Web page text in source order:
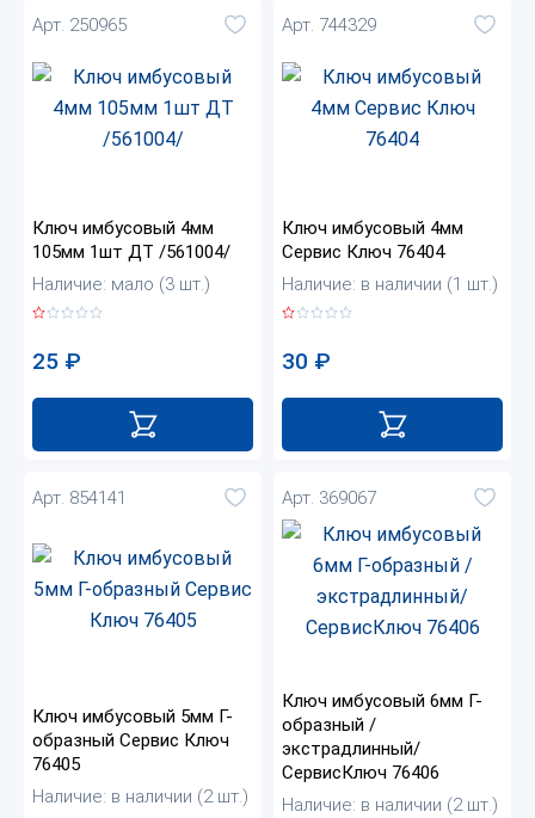
Арт. 250965
Ключ имбусовый 4мм
105мм 1шт ДТ /561004/
Наличие: мало (3 шт.)
25 ₽
Арт. 744329
Ключ имбусовый 4мм
Сервис Ключ 76404
Наличие: в наличии (1 шт.)
30 ₽
Арт. 854141
Ключ имбусовый 5мм Г-
образный Сервис Ключ
76405
Наличие: в наличии (2 шт.)
Арт. 369067
Ключ имбусовый 6мм Г-
образный /
экстрадлинный/
СервисКлюч 76406
Наличие: в наличии (2 шт.)